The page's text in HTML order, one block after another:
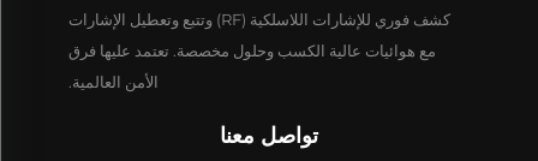
كشف فوري للإشارات اللاسلكية (RF) وتتبع وتعطيل الإشارات
مع هوائيات عالية الكسب وحلول مخصصة. تعتمد عليها فرق
الأمن العالمية.
تواصل معنا